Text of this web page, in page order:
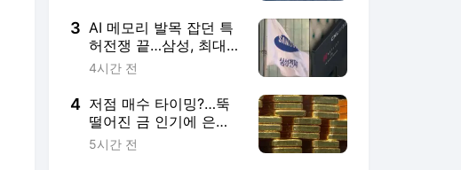
3 AI 메모리 발목 잡던 특
허전쟁 끝…삼성, 최대
1.3조 지급
4시간 전
4 저점 매수 타이밍?…뚝
떨어진 금 인기에 은행
골드바도 싸진다
5시간 전